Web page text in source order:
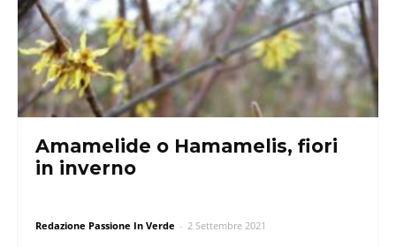
Amamelide o Hamamelis, fiori
in inverno
Redazione Passione In Verde - 2 Settembre 2021